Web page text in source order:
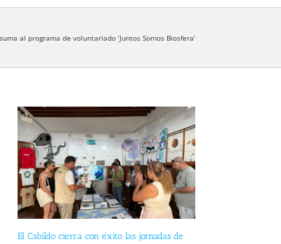
al programa de voluntariado ‘Juntos Somos Biosfera’
El Cabildo cierra con éxito las jornadas de